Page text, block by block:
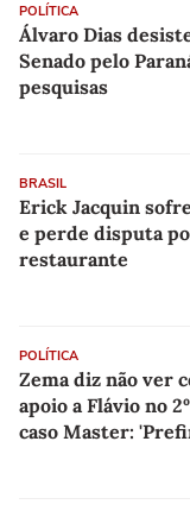
POLÍTICA
Álvaro Dias
Senado pelo
pesquisas
BRASIL
Erick Jacquin
e perde disputa
restaurante
POLÍTICA
Zema diz não ver
apoio a Flávio no
caso Master: